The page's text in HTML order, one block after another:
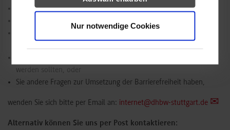
Nur notwendige Cookies
Sie bei der Verwendung der Webseite auf Barrieren stoßen,
werden sollten, oder
Sie andere Fragen zur Umsetzung der Barrierefreiheit haben,
wenden Sie sich bitte per Email an: internet@dhbw-stuttgart.de
Alternativ können Sie uns per Post kontaktieren: